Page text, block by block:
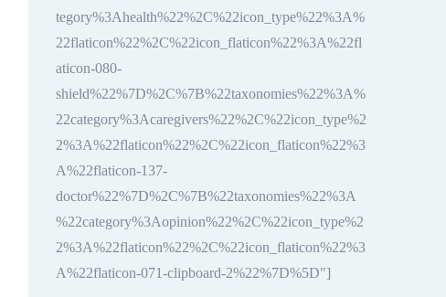
tegory%3Ahealth%22%2C%22icon_type%22%3A%
22flaticon%22%2C%22icon_flaticon%22%3A%22fl
aticon-080-
shield%22%7D%2C%7B%22taxonomies%22%3A%
22category%3Acaregivers%22%2C%22icon_type%2
2%3A%22flaticon%22%2C%22icon_flaticon%22%3
A%22flaticon-137-
doctor%22%7D%2C%7B%22taxonomies%22%3A
%22category%3Aopinion%22%2C%22icon_type%2
2%3A%22flaticon%22%2C%22icon_flaticon%22%3
A%22flaticon-071-clipboard-2%22%7D%5D"]